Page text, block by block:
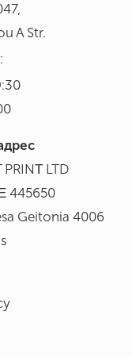
A Str.
PRINΤ LTD
445650
Geitonia 4006